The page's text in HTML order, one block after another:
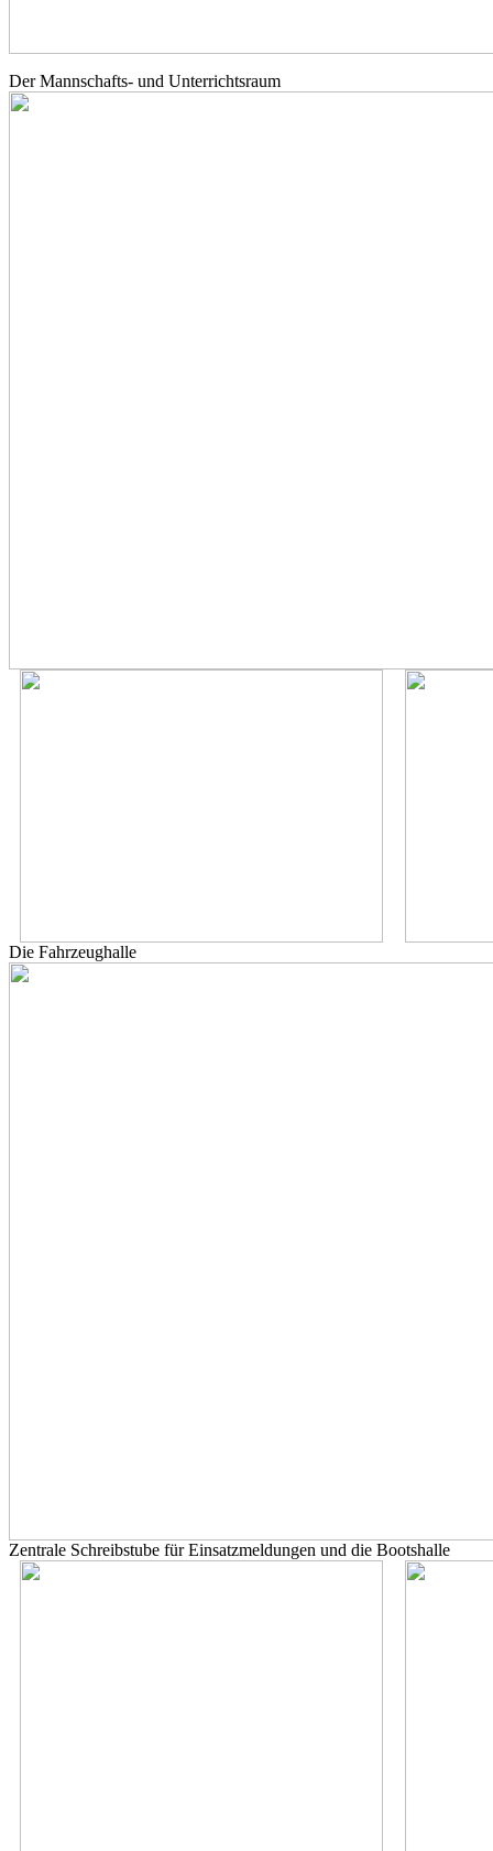
Der Mannschafts- und Unterrichtsraum
Die Fahrzeughalle
Zentrale Schreibstube für Einsatzmeldungen und die Bootshalle